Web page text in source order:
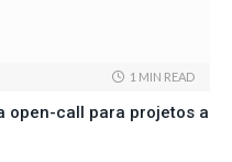
1 MIN READ
open-call para projetos a